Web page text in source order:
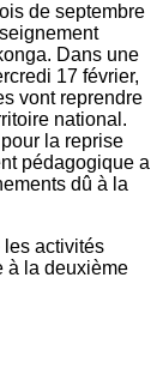
de septembre
Dans une
17 février,
vont reprendre
national.
la reprise
pédagogique a
dû à la
les activités
à la deuxième